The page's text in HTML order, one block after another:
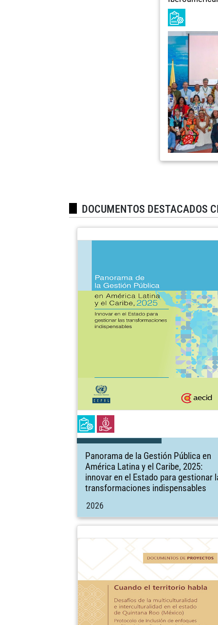
DOCUMENTOS DESTACADOS
Panorama de la Gestión Pública en
América Latina y el Caribe, 2025:
innovar en el Estado para gestionar
transformaciones indispensables
2026